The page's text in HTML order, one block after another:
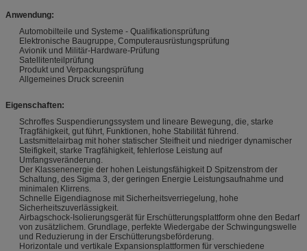
Anwendung:
Automobilteile und Systeme - Qualifikationsprüfung
Elektronische Baugruppe, Computerausrüstungsprüfung
Avionik und Militär-Hardware-Prüfung
Satellitenteilprüfung
Produkt und Verpackungsprüfung
Allgemeines Druck screenin
Eigenschaften:
Schroffes Suspendierungssystem und lineare Bewegung, die, starke
Tragfähigkeit, gut führt, Funktionen, hohe Stabilität führend.
Lastsmittelairbag mit hoher statischer Steifheit und niedriger dynamischer
Steifigkeit, starke Tragfähigkeit, fehlerlose Leistung auf
Umfangsveränderung.
Der Klassenenergie der hohen Leistungsfähigkeit D Spitzenstrom der
Schaltung, des Sigma 3, der geringen Energie Leistungsaufnahme und
minimalen Klirrens.
Schnelle Eigendiagnose mit Sicherheitsverriegelung, hohe
Sicherheitszuverlässigkeit.
Airbagschock-Isolierungsgerät für Erschütterungsplattform ohne den Bedarf
von zusätzlichem. Grundlage, perfekte Wiedergabe der Schwingungswelle
und Reduzierung in der Erschütterungsbeförderung.
Horizontale und vertikale Expansionsplattformen für verschiedene